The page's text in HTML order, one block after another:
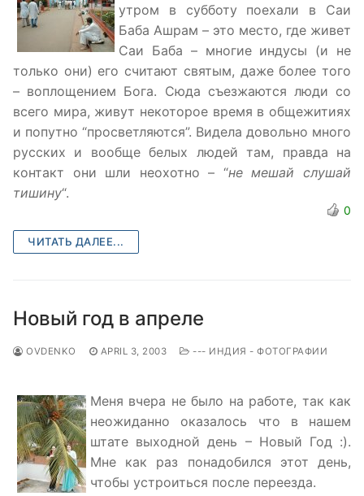
утром в субботу поехали в Саи
Баба Ашрам – это место, где живет
Саи Баба – многие индусы (и не
только они) его считают святым, даже более того
– воплощением Бога. Сюда съезжаются люди со
всего мира, живут некоторое время в общежитиях
и попутно “просветляются”. Видела довольно много
русских и вообще белых людей там, правда на
контакт они шли неохотно – “не мешай слушай
тишину“.
0
ЧИТАТЬ ДАЛЕЕ...
Новый год в апреле
OVDENKO APRIL 3, 2003 --- ИНДИЯ - ФОТОГРАФИИ
Меня вчера не было на работе, так как
неожиданно оказалось что в нашем
штате выходной день – Новый Год :).
Мне как раз понадобился этот день,
чтобы устроиться после переезда.